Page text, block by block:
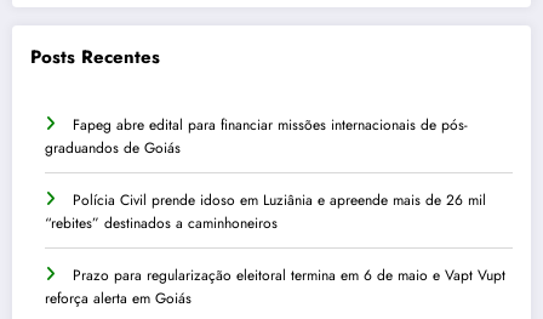
Posts Recentes
Fapeg abre edital para financiar missões internacionais de pós-
graduandos de Goiás
Polícia Civil prende idoso em Luziânia e apreende mais de 26 mil
“rebites” destinados a caminhoneiros
Prazo para regularização eleitoral termina em 6 de maio e Vapt Vupt
reforça alerta em Goiás